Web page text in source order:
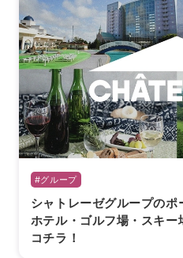
#グループ
シャトレーゼグループのポ
ホテル・ゴルフ場・スキ
コチラ！